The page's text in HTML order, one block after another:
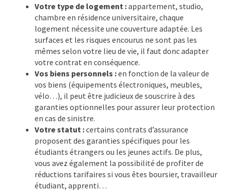
Votre type de logement :appartement, studio,
chambre en résidence universitaire, chaque
logement nécessite une couverture adaptée. Les
surfaces et les risques encourus ne sont pas les
mêmes selon votre lieu de vie, il faut donc adapter
votre contrat en conséquence.
Vos biens personnels :en fonction de la valeur de
vos biens (équipements électroniques, meubles,
vélo…), il peut être judicieux de souscrire à des
garanties optionnelles pour assurer leur protection
en cas de sinistre.
Votre statut :certains contrats d’assurance
proposent des garanties spécifiques pour les
étudiants étrangers ou les jeunes actifs. De plus,
vous avez également la possibilité de profiter de
réductions tarifaires si vous êtes boursier, travailleur
étudiant, apprenti…